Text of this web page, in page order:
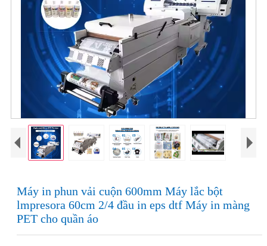
Máy in phun vải cuộn 600mm Máy lắc bột
lmpresora 60cm 2/4 đầu in eps dtf Máy in màng
PET cho quần áo